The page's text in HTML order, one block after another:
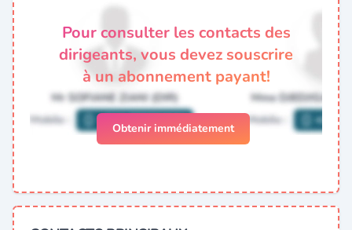
Pour consulter les contacts des
dirigeants, vous devez souscrire
à un abonnement payant!
Obtenir immédiatement